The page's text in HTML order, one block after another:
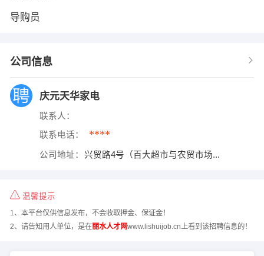
导购员
公司信息
庆元天华家电
联系人：
联系电话： ****
公司地址： 兴贸路4号（百大超市与农贸市场...
温馨提示
1、本平台仅供信息发布，不会收取押金、保证金！
2、请告知用人单位，是在丽水人才网www.lishuijob.cn上看到该招聘信息的！